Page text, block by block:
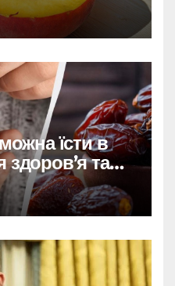
їсти в
та